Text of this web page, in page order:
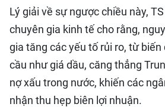
Lý giải về sự ngược chiều này,
chuyên gia kinh tế cho rằng,
gia tăng các yếu tố rủi ro, từ
cầu như giá dầu, căng thẳng
nợ xấu trong nước, khiến các
nhận thu hẹp biên lợi nhuận.